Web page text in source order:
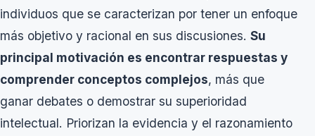
individuos que se caracterizan por tener un enfoque
más objetivo y racional en sus discusiones. Su
principal motivación es encontrar respuestas y
comprender conceptos complejos, más que
ganar debates o demostrar su superioridad
intelectual. Priorizan la evidencia y el razonamiento